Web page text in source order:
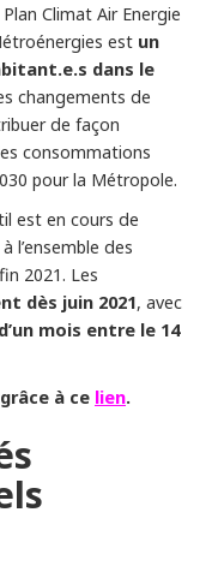
Climat Air Energie
est un
dans le
changements de
de façon
consommations
pour la Métropole.
est en cours de
l’ensemble des
2021. Les
dès juin 2021, avec
mois entre le 14
à ce lien.